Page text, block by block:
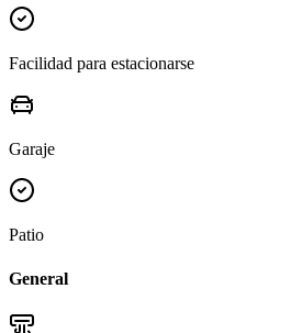
Facilidad para estacionarse
Garaje
Patio
General